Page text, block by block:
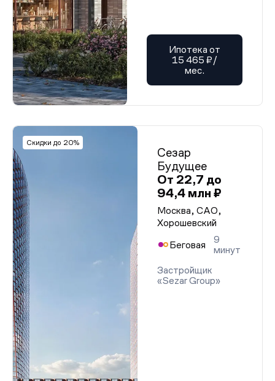
Ипотека от
15 465 ₽/
мес.
Скидки до 20%
Сезар
Будущее
От 22,7 до
94,4 млн ₽
Москва, САО,
Хорошевский
Беговая
9
минут
Застройщик
«Sezar Group»